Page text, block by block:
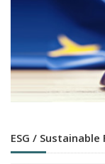
ESG / Sustainable